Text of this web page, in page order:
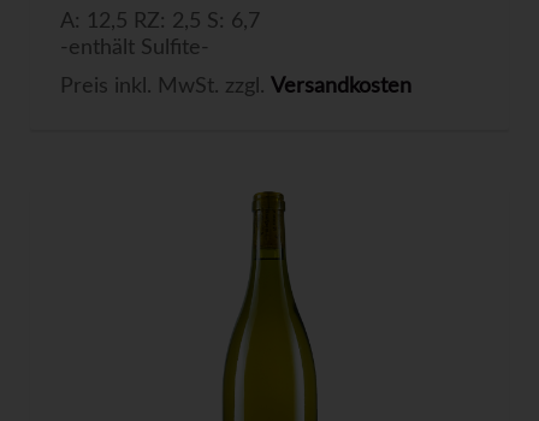
A: 12,5 RZ: 2,5 S: 6,7
-enthält Sulfite-
Preis inkl. MwSt. zzgl. Versandkosten